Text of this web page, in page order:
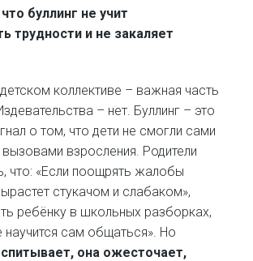
буллинг не учит
трудности и не закаляет
коллективе – важная часть
– нет. Буллинг – это
о том, что дети не смогли сами
взросления. Родители
что: «Если поощрять жалобы
стукачом и слабаком»,
ребёнку в школьных разборках,
научится сам общаться». Но
она ожесточает,